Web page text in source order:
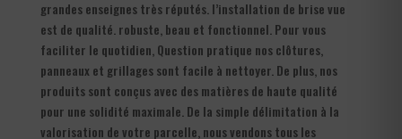
grandes enseignes très réputés. l’installation de brise vue
est de qualité. robuste, beau et fonctionnel. Pour vous
faciliter le quotidien, Question pratique nos clôtures,
panneaux et grillages sont facile à nettoyer. De plus, nos
produits sont conçus avec des matières de haute qualité
pour une solidité maximale. De la simple délimitation à la
valorisation de votre parcelle, nous vendons tous les